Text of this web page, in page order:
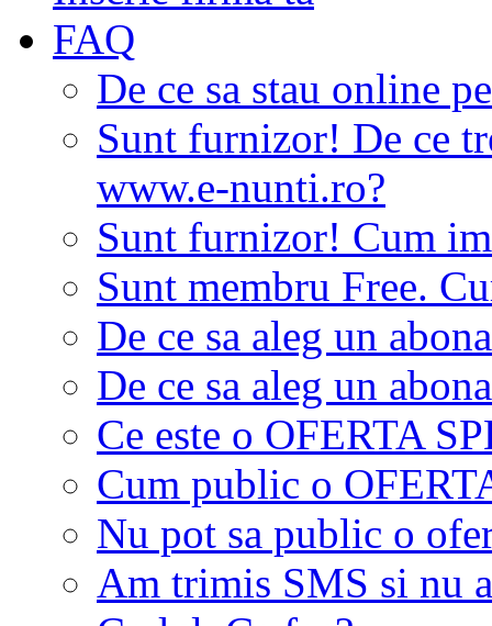
FAQ
De ce sa stau online
Sunt furnizor! De ce
www.e-nunti.ro?
Sunt furnizor! Cum
Sunt membru Free.
De ce sa aleg un
De ce sa aleg un
Ce este o OFERTA
Cum public o
Nu pot sa public o
Am trimis SMS si nu